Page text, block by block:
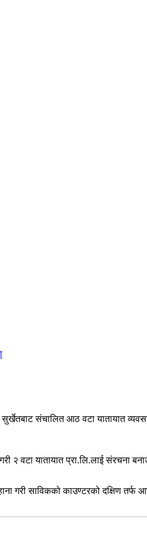
संचालित आठ वटा यातायात
वटा यातायात प्रा.लि.लाई संरचना
गरी साविकको काउण्टरको दक्षिण तर्फ